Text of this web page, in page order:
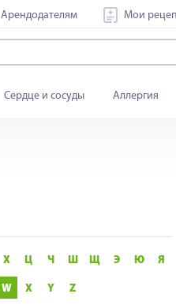
Арендодателям Мои
Сердце и сосуды Аллергия
Х Ц Ч Ш Щ Э Ю Я
W X Y Z